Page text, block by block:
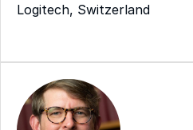
Logitech, Switzerland